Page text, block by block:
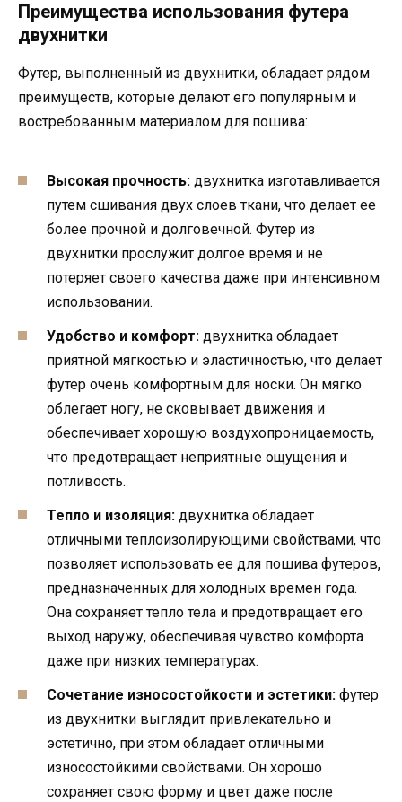
Преимущества использования футера
двухнитки
Футер, выполненный из двухнитки, обладает рядом
преимуществ, которые делают его популярным и
востребованным материалом для пошива:
Высокая прочность: двухнитка изготавливается
путем сшивания двух слоев ткани, что делает ее
более прочной и долговечной. Футер из
двухнитки прослужит долгое время и не
потеряет своего качества даже при интенсивном
использовании.
Удобство и комфорт: двухнитка обладает
приятной мягкостью и эластичностью, что делает
футер очень комфортным для носки. Он мягко
облегает ногу, не сковывает движения и
обеспечивает хорошую воздухопроницаемость,
что предотвращает неприятные ощущения и
потливость.
Тепло и изоляция: двухнитка обладает
отличными теплоизолирующими свойствами, что
позволяет использовать ее для пошива футеров,
предназначенных для холодных времен года.
Она сохраняет тепло тела и предотвращает его
выход наружу, обеспечивая чувство комфорта
даже при низких температурах.
Сочетание износостойкости и эстетики: футер
из двухнитки выглядит привлекательно и
эстетично, при этом обладает отличными
износостойкими свойствами. Он хорошо
сохраняет свою форму и цвет даже после